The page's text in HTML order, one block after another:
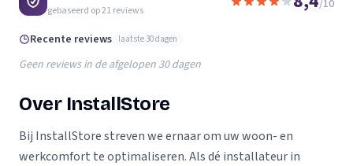
gebaseerd op21reviews /10
Recente reviews laatste 30 dagen
Geen reviews in de afgelopen 30 dagen
Over InstallStore
Bij InstallStore streven we ernaar om uw woon- en
werkcomfort te optimaliseren. Als dé installateur in